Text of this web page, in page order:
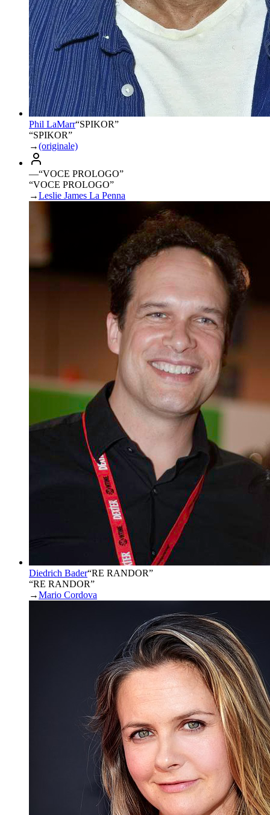
Phil LaMarr“SPIKOR”
“SPIKOR”
→(originale)
—“VOCE PROLOGO”
“VOCE PROLOGO”
→Leslie James La Penna
Diedrich Bader“RE RANDOR”
“RE RANDOR”
→Mario Cordova